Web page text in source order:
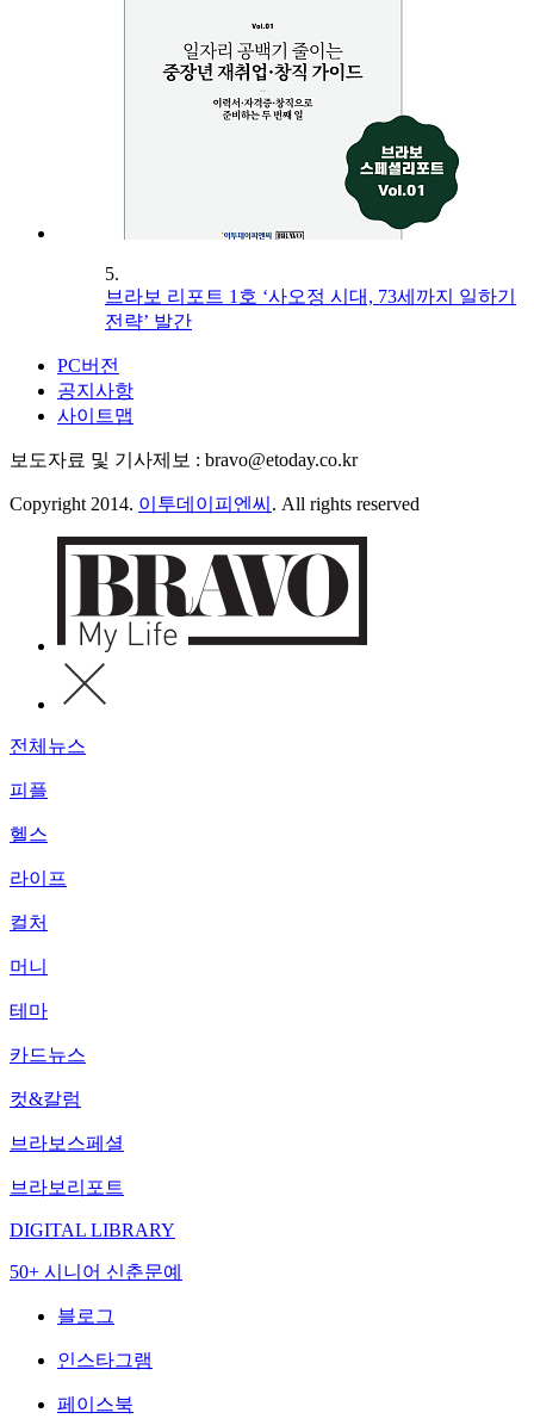
5.
브라보 리포트 1호 ‘사오정 시대, 73세까지 일하기
전략’ 발간
PC버전
공지사항
사이트맵
보도자료 및 기사제보 : bravo@etoday.co.kr
Copyright 2014. 이투데이피엔씨 . All rights reserved
전체뉴스
피플
헬스
라이프
컬처
머니
테마
카드뉴스
컷&칼럼
브라보스페셜
브라보리포트
DIGITAL LIBRARY
50+ 시니어 신춘문예
블로그
인스타그램
페이스북